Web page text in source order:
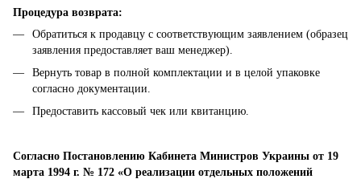
Процедура возврата:
Обратиться к продавцу с соответствующим заявлением (образец
заявления предоставляет ваш менеджер).
Вернуть товар в полной комплектации и в целой упаковке
согласно документации.
Предоставить кассовый чек или квитанцию.
Согласно Постановлению Кабинета Министров Украины от 19
марта 1994 г. № 172 «О реализации отдельных положений